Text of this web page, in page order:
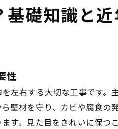
富岡市の外壁
富岡市で外壁
対応地域
礎知識と
性
左右する大切な工事です。
壁材を守り、カビや腐食
す。見た目をきれいに保つ